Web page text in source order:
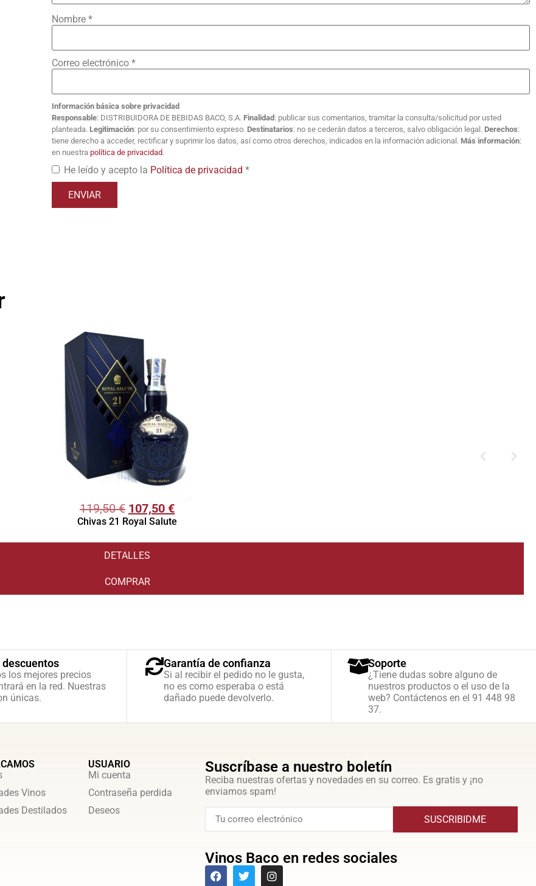
Nombre *
Correo electrónico *
Información básica sobre privacidad
Responsable: DISTRIBUIDORA DE BEBIDAS BACO, S.A. Finalidad : publicar sus comentarios, tramitar la consulta/solicitud por usted
planteada. Legitimación: por su consentimiento expreso. Destinatarios: no se cederán datos a terceros, salvo obligación legal. Derechos:
tiene derecho a acceder, rectificar y suprimir los datos, así como otros derechos, indicados en la información adicional. Más información:
en nuestra política de privacidad.
He leído y acepto la Política de privacidad *
119,50€ 107,50 €
Chivas 21 Royal Salute
DETALLES
COMPRAR
descuentos
los mejores precios
en la red. Nuestras
únicas.
Garantía de confianza
Si al recibir el pedido no le gusta,
no es como esperaba o está
dañado puede devolverlo.
Soporte
¿Tiene dudas sobre alguno de
nuestros productos o el uso de la
web? Contáctenos en el 91 448 98
37.
Vinos
Destilados
USUARIO
Mi cuenta
Contraseña perdida
Deseos
Suscríbase a nuestro boletín
Reciba nuestras ofertas y novedades en su correo. Es gratis y ¡no
enviamos spam!
SUSCRIBIDME
Vinos Baco en redes sociales